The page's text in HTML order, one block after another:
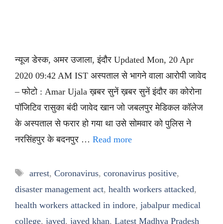
न्यूज डेस्क, अमर उजाला, इंदौर Updated Mon, 20 Apr
2020 09:42 AM IST अस्पताल से भागने वाला आरोपी जावेद
– फोटो : Amar Ujala ख़बर सुनें ख़बर सुनें इंदौर का कोरोना
पॉजिटिव रासुका बंदी जावेद खान जो जबलपुर मेडिकल कॉलेज
के अस्पताल से फरार हो गया था उसे सोमवार को पुलिस ने
नरसिंहपुर के बदनपुर … Read more
Tags
arrest, Coronavirus, coronavirus positive,
disaster management act, health workers attacked,
health workers attacked in indore, jabalpur medical
college, javed, javed khan, Latest Madhya Pradesh